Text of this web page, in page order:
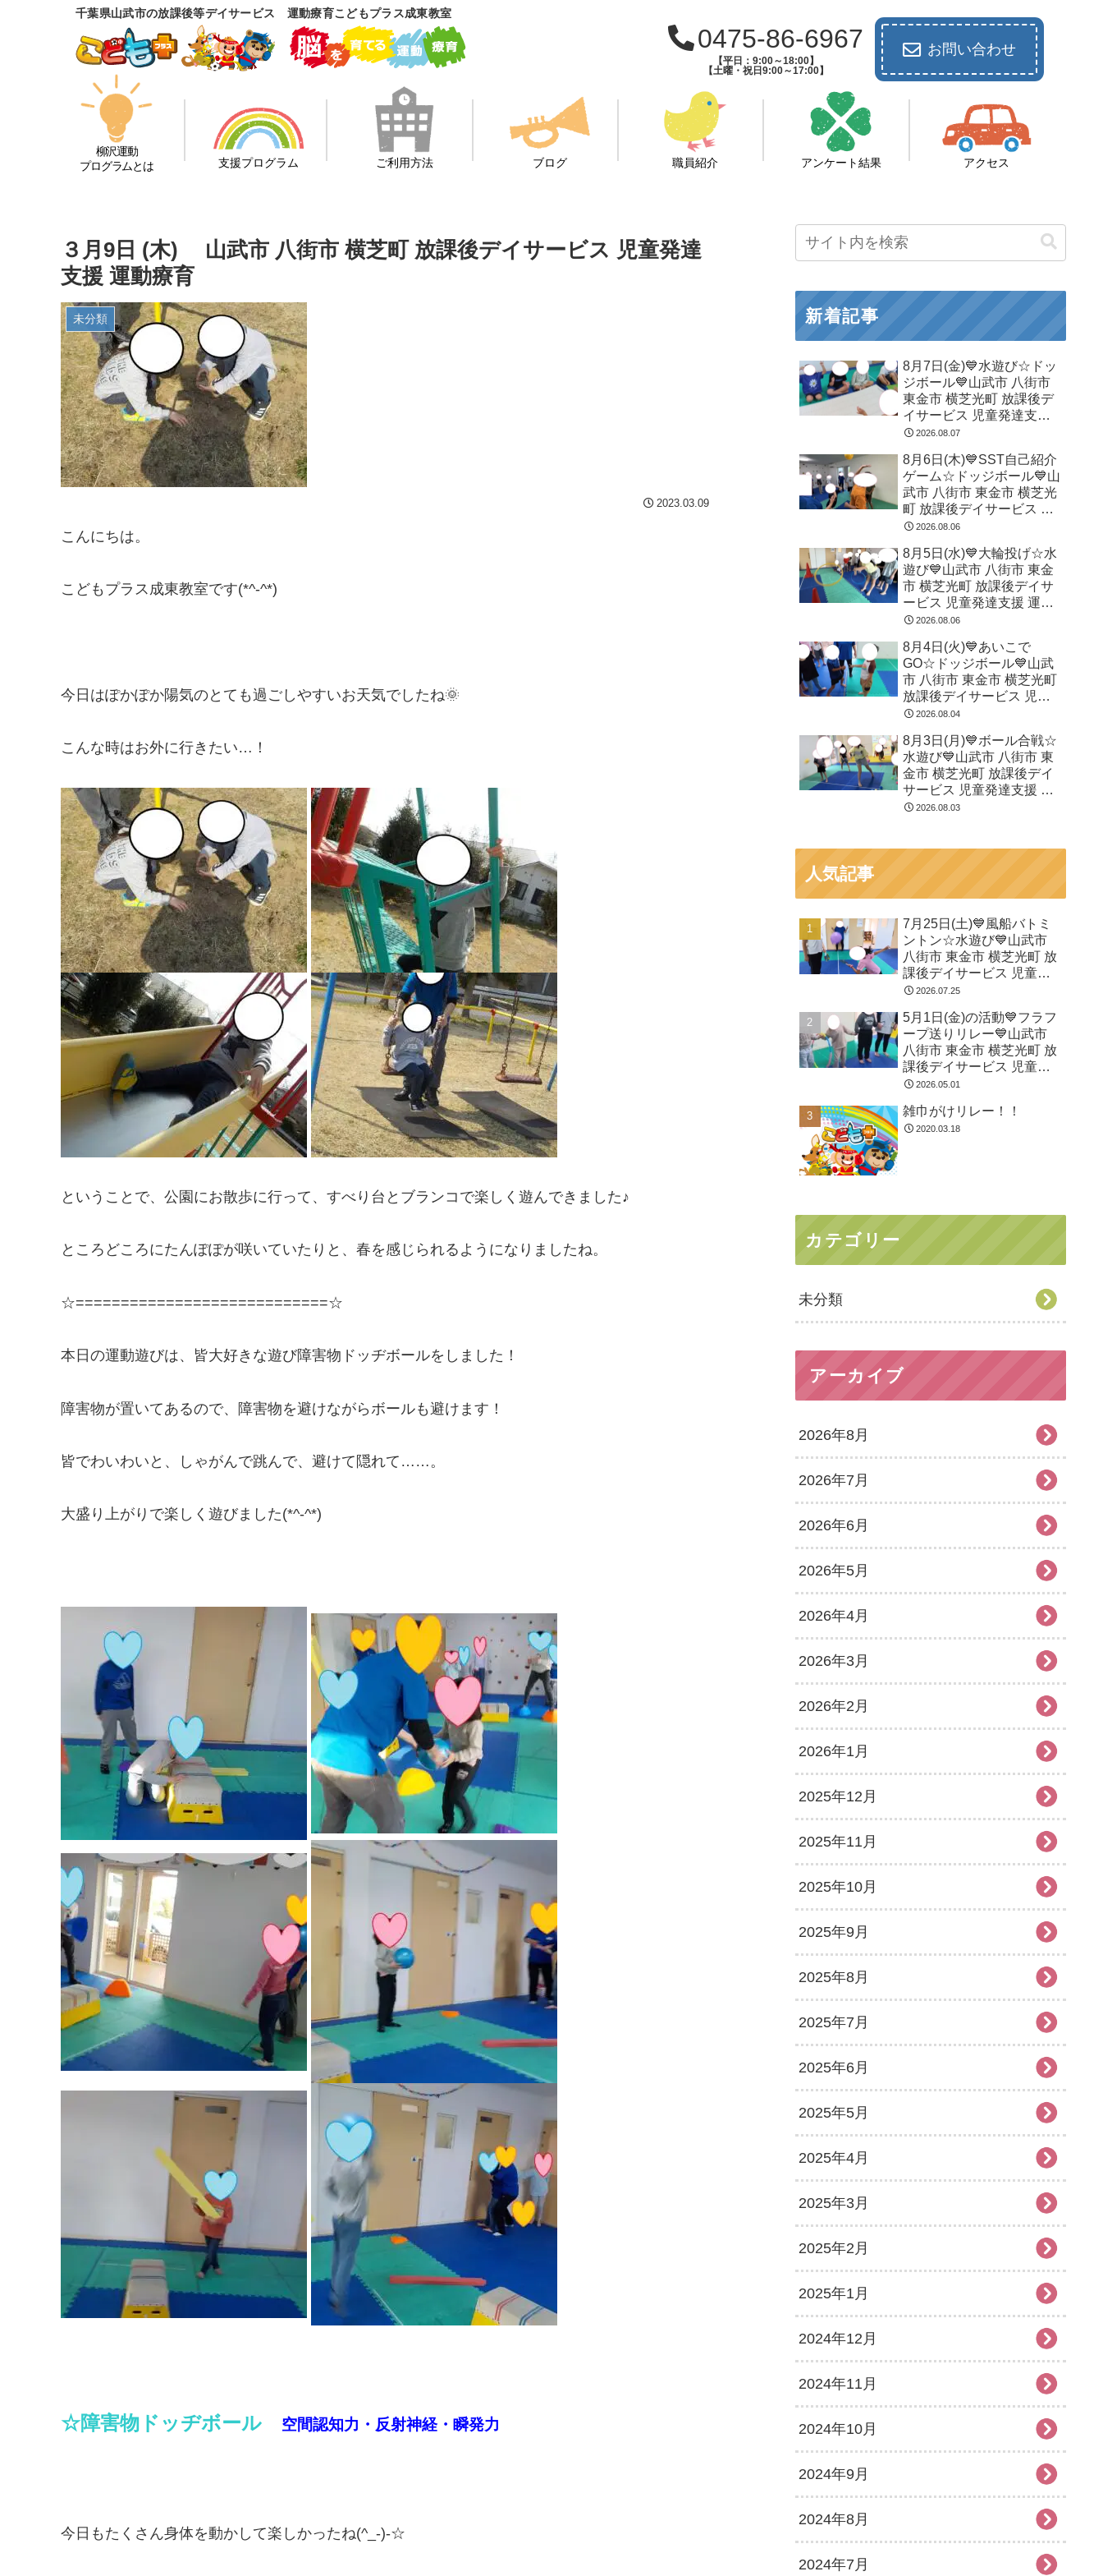
千葉県山武市の放課後等デイサービス 運動療育こどもプラス成東教室
0475-86-6967
【平日：9:00～18:00】
【土曜・祝日9:00～17:00】
お問い合わせ
柳沢運動
プログラムとは
支援プログラム ご利用方法 ブログ 職員紹介 アンケート結果 アクセス
３月9日 (木) 山武市 八街市 横芝町 放課後デイサービス 児童発達
支援 運動療育
未分類
2023.03.09
こんにちは。
こどもプラス成東教室です(*^-^*)
今日はぽかぽか陽気のとても過ごしやすいお天気でしたね🌞
こんな時はお外に行きたい…！
ということで、公園にお散歩に行って、すべり台とブランコで楽しく遊んできました♪
ところどころにたんぽぽが咲いていたりと、春を感じられるようになりましたね。
☆============================☆
本日の運動遊びは、皆大好きな遊び障害物ドッヂボールをしました！
障害物が置いてあるので、障害物を避けながらボールも避けます！
皆でわいわいと、しゃがんで跳んで、避けて隠れて……。
大盛り上がりで楽しく遊びました(*^-^*)
☆障害物ドッヂボール 空間認知力・反射神経・瞬発力
今日もたくさん身体を動かして楽しかったね(^_-)-☆
新着記事
8月7日(金)💙水遊び☆ドッ
ジボール💙山武市 八街市
東金市 横芝光町 放課後デ
イサービス 児童発達支援
運動療育
2026.08.07
8月6日(木)💙SST自己紹介
ゲーム☆ドッジボール💙山
武市 八街市 東金市 横芝光
町 放課後デイサービス 児
童発達支援 運動療育
2026.08.06
8月5日(水)💙大輪投げ☆水
遊び💙山武市 八街市 東金
市 横芝光町 放課後デイサ
ービス 児童発達支援 運動
療育2026.08.06
8月4日(火)💙あいこで
GO☆ドッジボール💙山武
市 八街市 東金市 横芝光町
放課後デイサービス 児童
発達支援 運動療育
2026.08.04
8月3日(月)💙ボール合戦☆
水遊び💙山武市 八街市 東
金市 横芝光町 放課後デイ
サービス 児童発達支援 運
動療育
2026.08.03
人気記事
7月25日(土)💙風船バトミ
ントン☆水遊び💙山武市
八街市 東金市 横芝光町 放
課後デイサービス 児童発
達支援 運動療育
2026.07.25
5月1日(金)の活動💙フラフ
ープ送りリレー💙山武市
八街市 東金市 横芝光町 放
課後デイサービス 児童発
達支援 運動療育
2026.05.01
雑巾がけリレー！！
2020.03.18
カテゴリー
未分類
アーカイブ
2026年8月
2026年7月
2026年6月
2026年5月
2026年4月
2026年3月
2026年2月
2026年1月
2025年12月
2025年11月
2025年10月
2025年9月
2025年8月
2025年7月
2025年6月
2025年5月
2025年4月
2025年3月
2025年2月
2025年1月
2024年12月
2024年11月
2024年10月
2024年9月
2024年8月
2024年7月